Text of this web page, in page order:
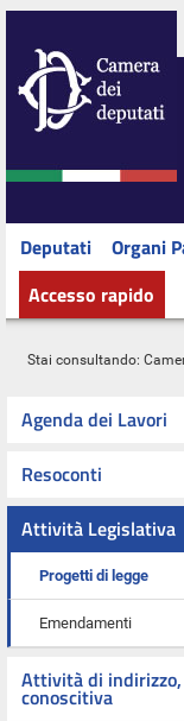
Deputati Organi
Accesso rapido
Stai consultando:
Agenda dei Lavori
Resoconti
Attività Legislativa
Progetti di legge
Emendamenti
Attività di
conoscitiva